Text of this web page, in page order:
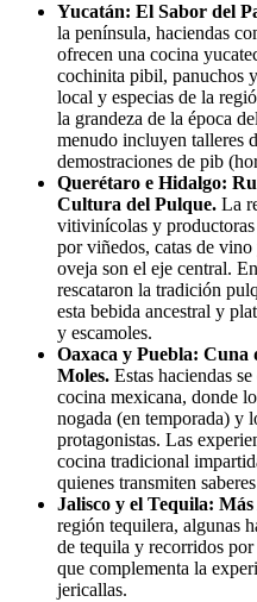
Yucatán: El Sabor del
la península, haciendas
ofrecen una cocina
cochinita pibil, panuchos
local y especias de la
la grandeza de la época
menudo incluyen talleres
demostraciones de pib
Querétaro e Hidalgo:
Cultura del Pulque. La
vitivinícolas y productoras
por viñedos, catas de
oveja son el eje central.
rescataron la tradición
esta bebida ancestral y
y escamoles.
Oaxaca y Puebla: Cuna
Moles. Estas haciendas
cocina mexicana, donde
nogada (en temporada) y
protagonistas. Las
cocina tradicional
quienes transmiten
Jalisco y el Tequila:
región tequilera, algunas
de tequila y recorridos
que complementa la
jericallas.